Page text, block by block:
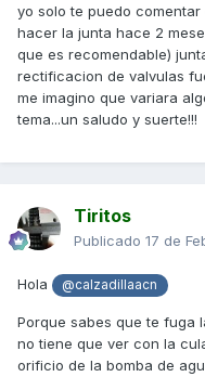
Sé que solo se ha ido
pierde liquido
puede costar me más o
taller?
¿Resulta muy
Gracias como siempre
yo solo te puedo
hacer la junta hace 2
que es recomendable)
rectificacion de valvulas
me imagino que variara
tema...un saludo y suerte!!!
Tiritos
Publicado 17 de
Hola @calzadillaacn
Porque sabes que te fuga
no tiene que ver con la
orificio de la bomba de